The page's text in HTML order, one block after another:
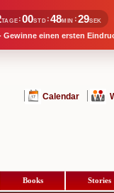
TAGE :00STD :48MIN :29SEK
Gewinne einen ersten
Calendar
Books Stories